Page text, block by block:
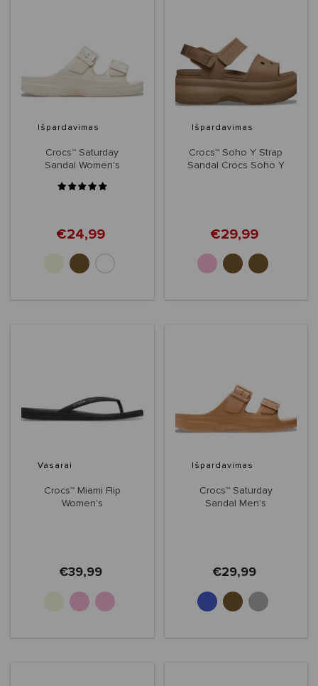
Išpardavimas
Crocs™ Saturday
Sandal Women's
€24,99
Išpardavimas
Crocs™ Soho Y Strap
Sandal Crocs Soho Y
€29,99
Vasarai
Crocs™ Miami Flip
Women's
€39,99
Išpardavimas
Crocs™ Saturday
Sandal Men's
€29,99